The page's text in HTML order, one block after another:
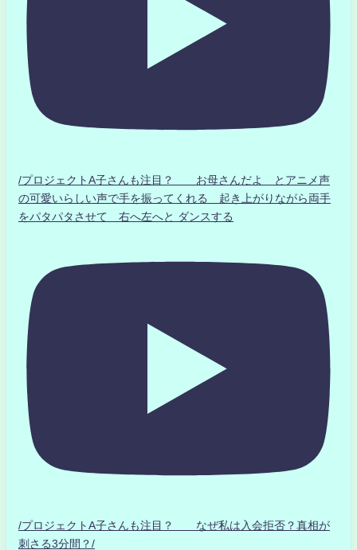
/プロジェクトA子さんも注目？ お母さんだよ とアニメ声
の可愛いらしい声で手を振ってくれる 起き上がりながら両手
をパタパタさせて 右へ左へと ダンスする
/プロジェクトA子さんも注目？ なぜ私は入会拒否？真相が
刺さる3分間？/